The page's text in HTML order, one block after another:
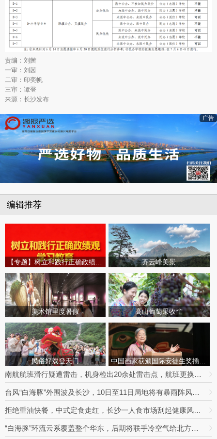
责编：刘茜
一审：刘茜
二审：印奕帆
三审：谭登
来源：长沙发布
广告
编辑推荐
【专题】树立和践行正确政绩观学习教育 齐云峰美景
美术馆里度暑假 高山葡萄采收忙
民俗好戏登天门 中国画家获颁国际安徒生奖插画家奖
南航航班滑行疑遭雷击，机身检出20余处雷击点，航班更换飞机延误出行
台风“白海豚”外围波及长沙，10日至11日局地将有暴雨阵风，最高达9级
拒绝重油快餐，中式定食走红，长沙一人食市场刮起健康风｜消费新观察
“白海豚”环流云系覆盖整个华东，后期将联手冷空气给北方制造极端降雨